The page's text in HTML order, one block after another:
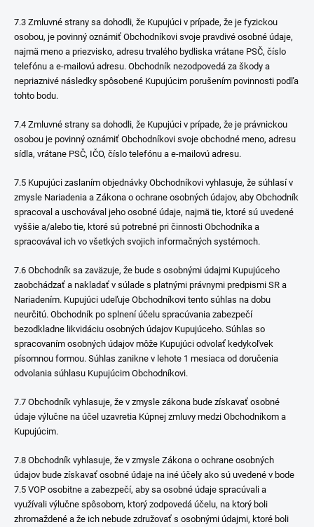
7.3 Zmluvné strany sa dohodli, že Kupujúci v prípade, že je fyzickou
osobou, je povinný oznámiť Obchodníkovi svoje pravdivé osobné údaje,
najmä meno a priezvisko, adresu trvalého bydliska vrátane PSČ, číslo
telefónu a e-mailovú adresu. Obchodník nezodpovedá za škody a
nepriaznivé následky spôsobené Kupujúcim porušením povinnosti podľa
tohto bodu.
7.4 Zmluvné strany sa dohodli, že Kupujúci v prípade, že je právnickou
osobou je povinný oznámiť Obchodníkovi svoje obchodné meno, adresu
sídla, vrátane PSČ, IČO, číslo telefónu a e-mailovú adresu.
7.5 Kupujúci zaslaním objednávky Obchodníkovi vyhlasuje, že súhlasí v
zmysle Nariadenia a Zákona o ochrane osobných údajov, aby Obchodník
spracoval a uschovával jeho osobné údaje, najmä tie, ktoré sú uvedené
vyššie a/alebo tie, ktoré sú potrebné pri činnosti Obchodníka a
spracovával ich vo všetkých svojich informačných systémoch.
7.6 Obchodník sa zaväzuje, že bude s osobnými údajmi Kupujúceho
zaobchádzať a nakladať v súlade s platnými právnymi predpismi SR a
Nariadením. Kupujúci udeľuje Obchodníkovi tento súhlas na dobu
neurčitú. Obchodník po splnení účelu spracúvania zabezpečí
bezodkladne likvidáciu osobných údajov Kupujúceho. Súhlas so
spracovaním osobných údajov môže Kupujúci odvolať kedykoľvek
písomnou formou. Súhlas zanikne v lehote 1 mesiaca od doručenia
odvolania súhlasu Kupujúcim Obchodníkovi.
7.7 Obchodník vyhlasuje, že v zmysle zákona bude získavať osobné
údaje výlučne na účel uzavretia Kúpnej zmluvy medzi Obchodníkom a
Kupujúcim.
7.8 Obchodník vyhlasuje, že v zmysle Zákona o ochrane osobných
údajov bude získavať osobné údaje na iné účely ako sú uvedené v bode
7.5 VOP osobitne a zabezpečí, aby sa osobné údaje spracúvali a
využívali výlučne spôsobom, ktorý zodpovedá účelu, na ktorý boli
zhromaždené a že ich nebude združovať s osobnými údajmi, ktoré boli